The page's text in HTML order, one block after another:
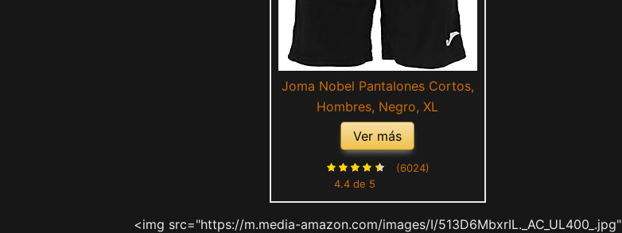
Joma Nobel Pantalones Cortos,
Hombres, Negro, XL
Ver más
4.4 de 5
(6024)
<img src="https://m.media-amazon.com/images/I/513D6MbxrIL._AC_UL400_.jpg"